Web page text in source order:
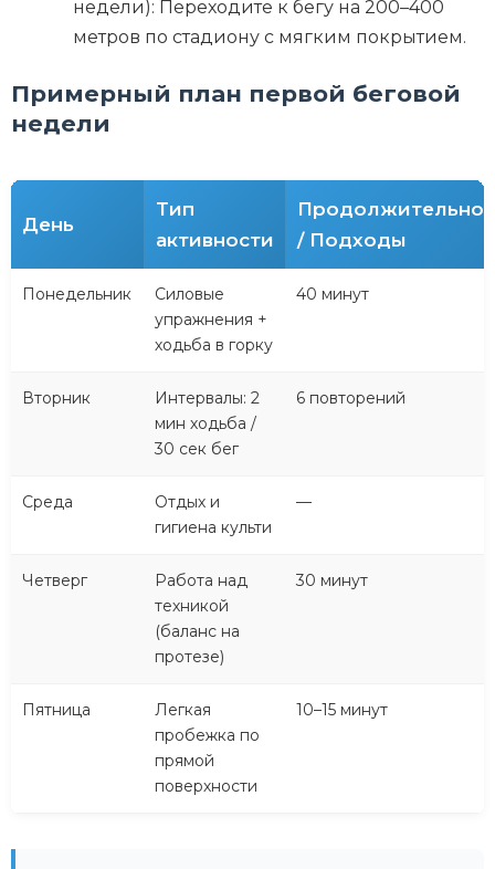
недели): Переходите к бегу на 200–400
метров по стадиону с мягким покрытием.
Примерный план первой беговой
недели
День
Тип
активности
/ Подходы
Понедельник
Силовые
упражнения +
ходьба в горку
40 минут
Вторник
Интервалы: 2
мин ходьба /
30 сек бег
6 повторений
Среда
Отдых и
гигиена культи
—
Четверг
Работа над
техникой
(баланс на
протезе)
30 минут
Пятница
Легкая
пробежка по
прямой
поверхности
10–15 минут